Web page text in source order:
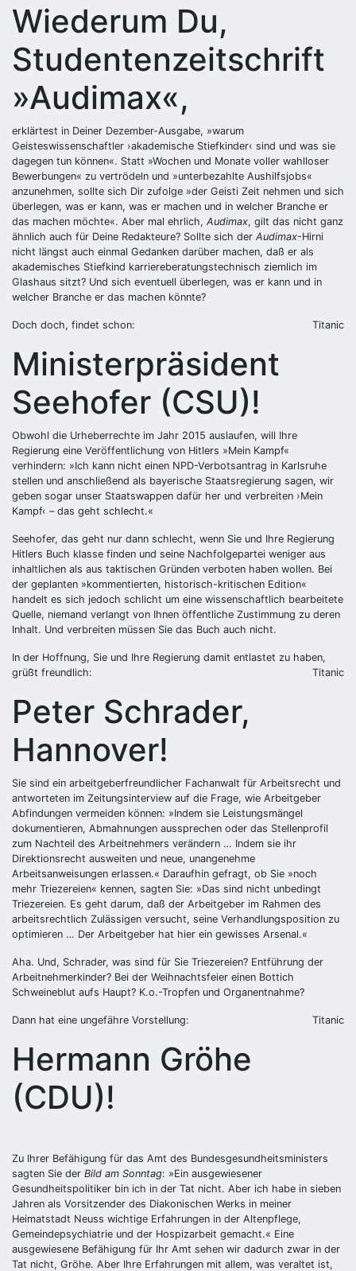
Wiederum Du,
Studentenzeitschrift
»Audimax«,
erklärtest in Deiner Dezember-Ausgabe, »warum
Geisteswissenschaftler ›akademische Stiefkinder‹ sind und was sie
dagegen tun können«. Statt »Wochen und Monate voller wahlloser
Bewerbungen« zu vertrödeln und »unterbezahlte Aushilfsjobs«
anzunehmen, sollte sich Dir zufolge »der Geisti Zeit nehmen und sich
überlegen, was er kann, was er machen und in welcher Branche er
das machen möchte«. Aber mal ehrlich, Audimax, gilt das nicht ganz
ähnlich auch für Deine Redakteure? Sollte sich der Audimax-Hirni
nicht längst auch einmal Gedanken darüber machen, daß er als
akademisches Stiefkind karriereberatungstechnisch ziemlich im
Glashaus sitzt? Und sich eventuell überlegen, was er kann und in
welcher Branche er das machen könnte?
Doch doch, findet schon: Titanic
Ministerpräsident
Seehofer (CSU)!
Obwohl die Urheberrechte im Jahr 2015 auslaufen, will Ihre
Regierung eine Veröffentlichung von Hitlers »Mein Kampf«
verhindern: »Ich kann nicht einen NPD-Verbotsantrag in Karlsruhe
stellen und anschließend als bayerische Staatsregierung sagen, wir
geben sogar unser Staatswappen dafür her und verbreiten ›Mein
Kampf‹ – das geht schlecht.«
Seehofer, das geht nur dann schlecht, wenn Sie und Ihre Regierung
Hitlers Buch klasse finden und seine Nachfolgepartei weniger aus
inhaltlichen als aus taktischen Gründen verboten haben wollen. Bei
der geplanten »kommentierten, historisch-kritischen Edition«
handelt es sich jedoch schlicht um eine wissenschaftlich bearbeitete
Quelle, niemand verlangt von Ihnen öffentliche Zustimmung zu deren
Inhalt. Und verbreiten müssen Sie das Buch auch nicht.
In der Hoffnung, Sie und Ihre Regierung damit entlastet zu haben,
grüßt freundlich:
Titanic
Peter Schrader,
Hannover!
Sie sind ein arbeitgeberfreundlicher Fachanwalt für Arbeitsrecht und
antworteten im Zeitungsinterview auf die Frage, wie Arbeitgeber
Abfindungen vermeiden können: »Indem sie Leistungsmängel
dokumentieren, Abmahnungen aussprechen oder das Stellenprofil
zum Nachteil des Arbeitnehmers verändern … Indem sie ihr
Direktionsrecht ausweiten und neue, unangenehme
Arbeitsanweisungen erlassen.« Daraufhin gefragt, ob Sie »noch
mehr Triezereien« kennen, sagten Sie: »Das sind nicht unbedingt
Triezereien. Es geht darum, daß der Arbeitgeber im Rahmen des
arbeitsrechtlich Zulässigen versucht, seine Verhandlungsposition zu
optimieren … Der Arbeitgeber hat hier ein gewisses Arsenal.«
Aha. Und, Schrader, was sind für Sie Triezereien? Entführung der
Arbeitnehmerkinder? Bei der Weihnachtsfeier einen Bottich
Schweineblut aufs Haupt? K.o.-Tropfen und Organentnahme?
Dann hat eine ungefähre Vorstellung: Titanic
Hermann Gröhe
(CDU)!
Zu Ihrer Befähigung für das Amt des Bundesgesundheitsministers
sagten Sie der Bild am Sonntag: »Ein ausgewiesener
Gesundheitspolitiker bin ich in der Tat nicht. Aber ich habe in sieben
Jahren als Vorsitzender des Diakonischen Werks in meiner
Heimatstadt Neuss wichtige Erfahrungen in der Altenpflege,
Gemeindepsychiatrie und der Hospizarbeit gemacht.« Eine
ausgewiesene Befähigung für Ihr Amt sehen wir dadurch zwar in der
Tat nicht, Gröhe. Aber Ihre Erfahrungen mit allem, was veraltet ist,